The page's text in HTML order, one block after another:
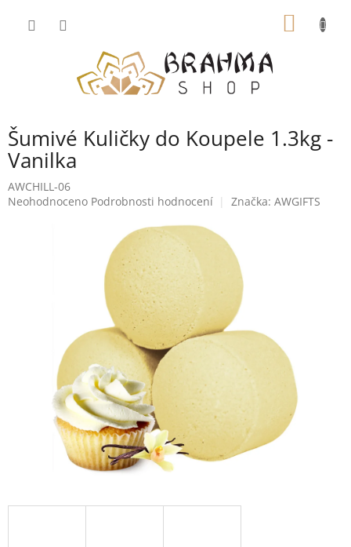
Šumivé Kuličky do Koupele 1.3kg -
Vanilka
AWCHILL-06
Průměrné
Neohodnoceno Podrobnosti hodnocení Značka: AWGIFTS